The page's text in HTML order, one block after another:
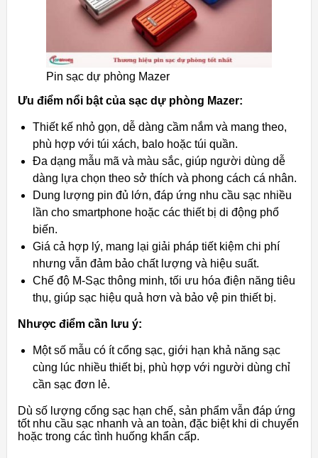
Pin sạc dự phòng Mazer
Ưu điểm nổi bật của sạc dự phòng Mazer:
Thiết kế nhỏ gọn, dễ dàng cầm nắm và mang theo,
phù hợp với túi xách, balo hoặc túi quần.
Đa dạng mẫu mã và màu sắc, giúp người dùng dễ
dàng lựa chọn theo sở thích và phong cách cá nhân.
Dung lượng pin đủ lớn, đáp ứng nhu cầu sạc nhiều
lần cho smartphone hoặc các thiết bị di động phổ
biến.
Giá cả hợp lý, mang lại giải pháp tiết kiệm chi phí
nhưng vẫn đảm bảo chất lượng và hiệu suất.
Chế độ M-Sạc thông minh, tối ưu hóa điện năng tiêu
thụ, giúp sạc hiệu quả hơn và bảo vệ pin thiết bị.
Nhược điểm cần lưu ý:
Một số mẫu có ít cổng sạc, giới hạn khả năng sạc
cùng lúc nhiều thiết bị, phù hợp với người dùng chỉ
cần sạc đơn lẻ.
Dù số lượng cổng sạc hạn chế, sản phẩm vẫn đáp ứng
tốt nhu cầu sạc nhanh và an toàn, đặc biệt khi di chuyển
hoặc trong các tình huống khẩn cấp.